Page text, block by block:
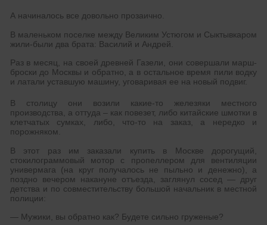
А начиналось все довольно прозаично.
В маленьком поселке между Великим Устюгом и Сыктывкаром
жили-были два брата: Василий и Андрей.
Раз в месяц, на своей древней Газели, они совершали марш-
броски до Москвы и обратно, а в остальное время пили водку
и латали уставшую машину, уговаривая ее на новый подвиг.
В столицу они возили какие-то железяки местного
производства, а оттуда – как повезет, либо китайские шмотки в
клетчатых сумках, либо, что-то на заказ, а нередко и
порожняком.
В этот раз им заказали купить в Москве дорогущий,
стокилограммовый мотор с пропеллером для вентиляции
универмага (на круг получалось не пыльно и денежно), а
поздно вечером накануне отъезда, заглянул сосед — друг
детства и по совместительству большой начальник в местной
полиции:
— Мужики, вы обратно как? Будете сильно груженые?